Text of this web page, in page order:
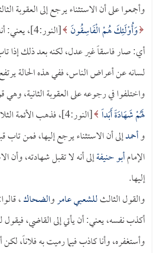
وأجمعوا على أن الاستثناء يرجع إلى العقوبة
وَأُوْلَئِكَ هُمْ الْفَاسِقُونَ
[النور:4]،
أي: صار فاسقاً غير عدل، لكنه بعد ذلك إذا
لسانه عن أعراض الناس، ففي هذه الحالة
واختلفوا في رجوعه على العقوبة الثانية، وهي
لَهُمْ شَهَادَةً أَبَداً [النور:4]، فذهب الأئمة الثلاثة:
وأحمدإلى أن الاستثناء يرجع إليها، فمن
الإمامأبو حنيفةإلى أنه لا تقبل شهادته، وأن
إليها.
والقول الثالثللشعبي عامروالضحاك،
أكذب نفسه، يعني: أن يأتي إلى القاضي، فيقول
وأستغفره، وأنا كاذب فيما رميت به فلاناً،